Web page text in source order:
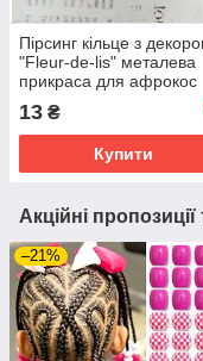
Пірсинг кільце з
"Fleur-de-lis" металева
прикраса для афрокос
дред
13 ₴
Купити
Акційні
–21%